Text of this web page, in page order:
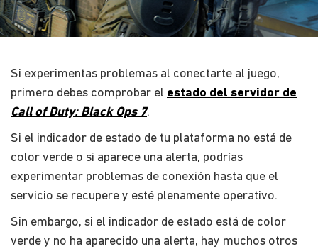
Si experimentas problemas al conectarte al juego,
primero debes comprobar el estado del servidor de
Call of Duty: Black Ops 7.
Si el indicador de estado de tu plataforma no está de
color verde o si aparece una alerta, podrías
experimentar problemas de conexión hasta que el
servicio se recupere y esté plenamente operativo.
Sin embargo, si el indicador de estado está de color
verde y no ha aparecido una alerta, hay muchos otros